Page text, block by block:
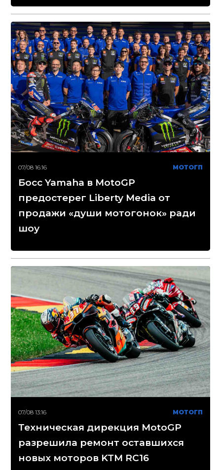
07/08 16:16 МОТОГП
Босс Yamaha в MotoGP
предостерег Liberty Media от
продажи «души мотогонок» ради
шоу
07/08 13:16 МОТОГП
Техническая дирекция MotoGP
разрешила ремонт оставшихся
новых моторов KTM RC16